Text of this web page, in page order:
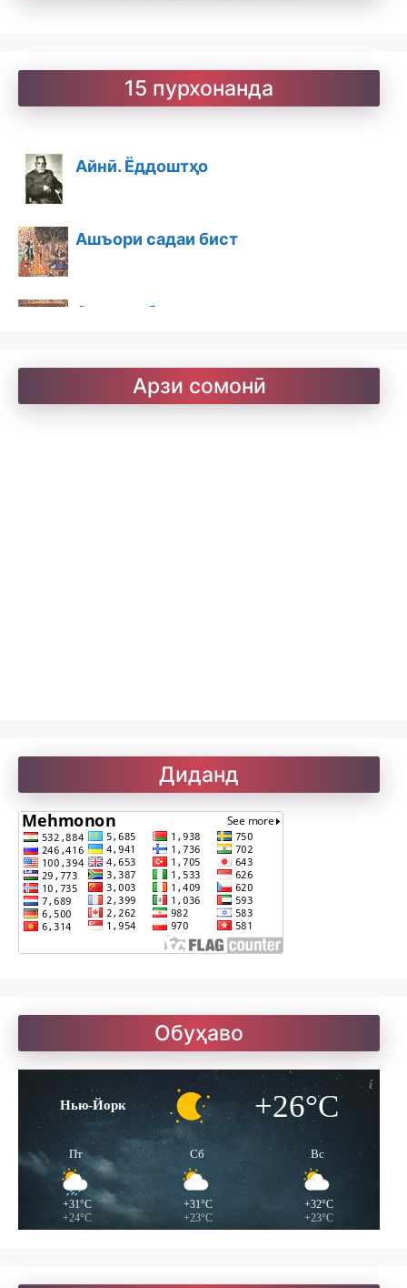
15 пурхонанда
Барои хатмкунанда
Рефератҳо-2
Рубоиёти Хайём
Саъдӣ. Гулистон
Ҷомӣ – чанд ғазал
Арзи сомонӣ
Диданд
Обуҳаво
Нью-Йорк +26°C
Пт
+31°C
+24°C
Сб
+31°C
+23°C
Вс
+32°C
+23°C